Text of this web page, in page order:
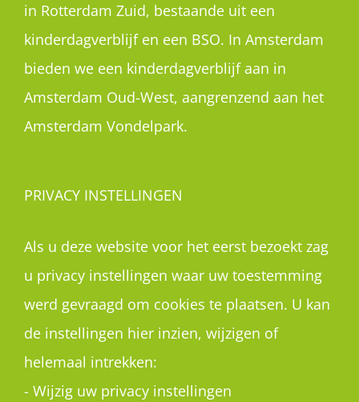
in Rotterdam Zuid, bestaande uit een
kinderdagverblijf en een BSO. In Amsterdam
bieden we een kinderdagverblijf aan in
Amsterdam Oud-West, aangrenzend aan het
Amsterdam Vondelpark.
PRIVACY INSTELLINGEN
Als u deze website voor het eerst bezoekt zag
u privacy instellingen waar uw toestemming
werd gevraagd om cookies te plaatsen. U kan
de instellingen hier inzien, wijzigen of
helemaal intrekken:
- Wijzig uw privacy instellingen